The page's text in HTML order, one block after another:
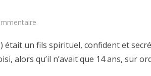
“Le
cerf
Pio-
était un fils spirituel, confident et
alors qu’il n’avait que 14 ans, sur